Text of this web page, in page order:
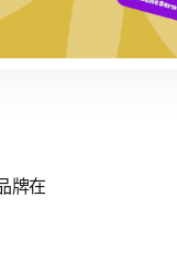
牌在